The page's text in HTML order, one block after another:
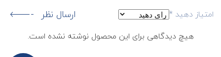
امتیاز دهید * ارسال نظر
هیچ دیدگاهی برای این محصول نوشته نشده است.